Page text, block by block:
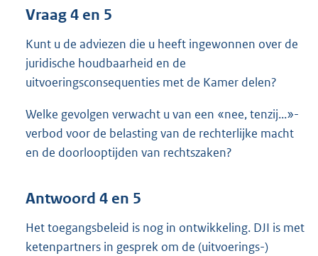
Vraag 4 en 5
Kunt u de adviezen die u heeft ingewonnen over de
juridische houdbaarheid en de
uitvoeringsconsequenties met de Kamer delen?
Welke gevolgen verwacht u van een «nee, tenzij...»-
verbod voor de belasting van de rechterlijke macht
en de doorlooptijden van rechtszaken?
Antwoord 4 en 5
Het toegangsbeleid is nog in ontwikkeling. DJI is met
ketenpartners in gesprek om de (uitvoerings-)